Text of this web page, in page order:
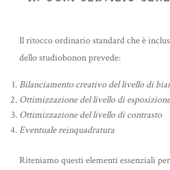
BLOG
Il ritocco ordinario standard che è
dello studiobonon prevede:
Bilanciamento creativo del livello di
Ottimizzazione del livello di esposizione
Ottimizzazione del livello di contrasto
Eventuale reinquadratura
Riteniamo questi elementi essenziali